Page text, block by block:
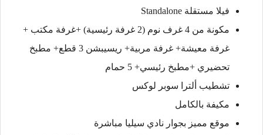
فيلا مستقلة Standalone
مكونة من 4 غرف نوم (2 غرفة رئيسية) +غرفة مكتب +
غرفة معيشة+ غرفة مربية+ ريسيبشن 3 قطع+ مطبخ
تحضيري +مطبخ رئيسي+ 5 حمام
تشطيب ألترا سوبر لوكس
مكيفة بالكامل
موقع مميز بجوار نادي سيليا مباشرة